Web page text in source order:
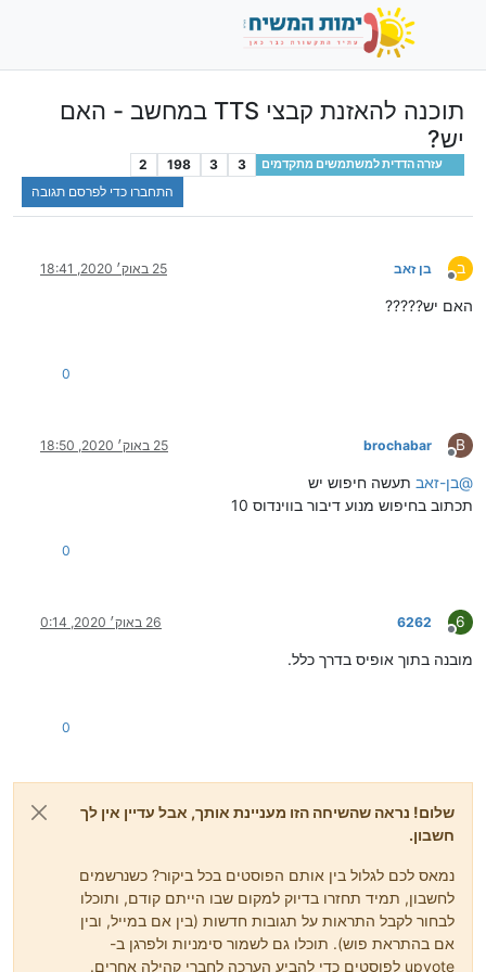
תוכנה להאזנת קבצי TTS במחשב - האם
יש?
עזרה הדדית למשתמשים מתקדמים 3
3
198
2
התחברו כדי לפרסם תגובה
ב
מנותק
בן זאב 25 באוק׳ 2020, 18:41
האם יש?????
0
B
מנותק
brochabar 25 באוק׳ 2020, 18:50
@בן-זאב תעשה חיפוש יש
תכתוב בחיפוש מנוע דיבור בווינדוס 10
0
6
מנותק
6262 26 באוק׳ 2020, 0:14
מובנה בתוך אופיס בדרך כלל.
0
שלום! נראה שהשיחה הזו מעניינת אותך, אבל עדיין אין לך
חשבון.
נמאס לכם לגלול בין אותם הפוסטים בכל ביקור? כשנרשמים
לחשבון, תמיד תחזרו בדיוק למקום שבו הייתם קודם, ותוכלו
לבחור לקבל התראות על תגובות חדשות (בין אם במייל, ובין
אם בהתראת פוש). תוכלו גם לשמור סימניות ולפרגן ב-
upvote לפוסטים כדי להביע הערכה לחברי קהילה אחרים.